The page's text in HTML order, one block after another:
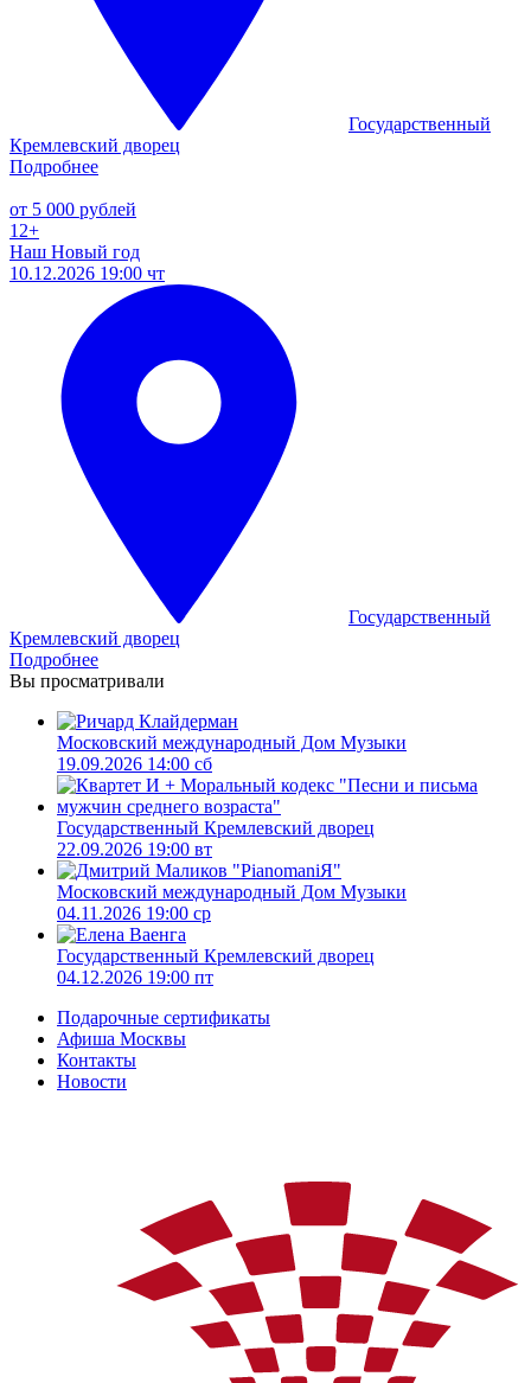
Государственный
Кремлевский дворец
Подробнее
от 5 000 рублей
12+
Наш Новый год
10.12.2026 19:00 чт
Государственный
Кремлевский дворец
Подробнее
Вы просматривали
Московский международный Дом Музыки
19.09.2026 14:00 сб
Государственный Кремлевский дворец
22.09.2026 19:00 вт
Московский международный Дом Музыки
04.11.2026 19:00 ср
Государственный Кремлевский дворец
04.12.2026 19:00 пт
Подарочные сертификаты
Афиша Москвы
Контакты
Новости